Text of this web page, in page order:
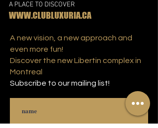
A PLACE TO DISCOVER
WWW.CLUBLUXURIA.CA
A new vision, a new approach and
even more fun!
Discover the new Libertin complex in
Montreal
Subscribe to our mailing list!